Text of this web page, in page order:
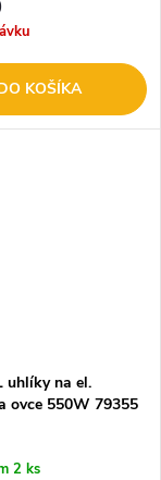
KOŠÍKA
uhlíky na el.
ovce 550W 79355
2 ks